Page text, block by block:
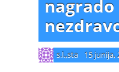
s.l.,sta 15 junija,